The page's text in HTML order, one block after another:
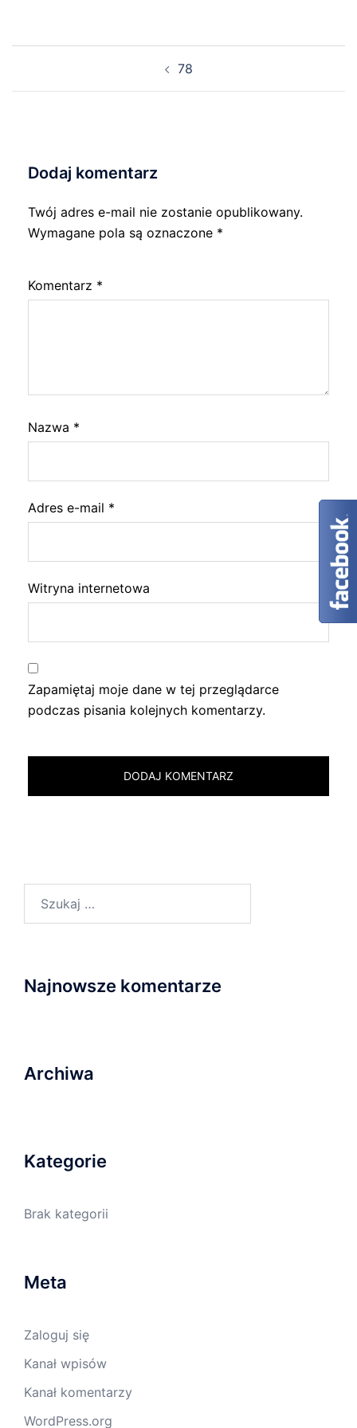
78
Dodaj komentarz
Twój adres e-mail nie zostanie opublikowany.
Wymagane pola są oznaczone *
Komentarz *
Nazwa *
Adres e-mail *
Witryna internetowa
Zapamiętaj moje dane w tej przeglądarce
podczas pisania kolejnych komentarzy.
Najnowsze komentarze
Archiwa
Kategorie
Brak kategorii
Meta
Zaloguj się
Kanał wpisów
Kanał komentarzy
WordPress.org